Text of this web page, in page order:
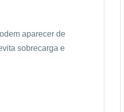
aparecer de
sobrecarga e